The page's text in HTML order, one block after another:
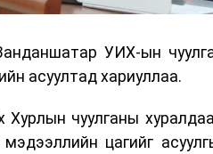
УИХ-ын
асуултад хариуллаа.
чуулганы
цагийг